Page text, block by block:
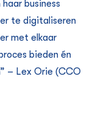
business
te digitaliseren
met elkaar
bieden én
– Lex Orie (CCO